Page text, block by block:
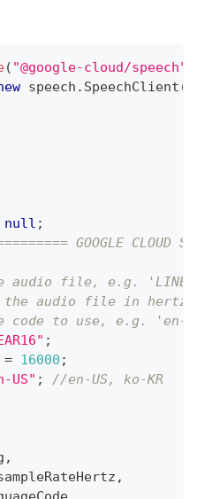
( "@google-cloud/speech"
speech . SpeechClient (
null ;
GOOGLE CLOUD
audio file, e.g.
the audio file in hertz,
code to use, e.g. 'en-
;
= 16000 ;
US" ; //en-US, ko-KR
,
,